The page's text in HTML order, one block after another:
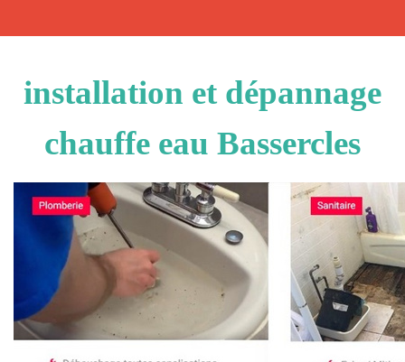
installation et dépannage
chauffe eau Bassercles